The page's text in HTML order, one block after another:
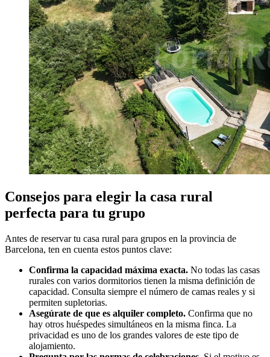
Consejos para elegir la casa rural
perfecta para tu grupo
Antes de reservar tu casa rural para grupos en la provincia de
Barcelona, ten en cuenta estos puntos clave:
Confirma la capacidad máxima exacta. No todas las casas
rurales con varios dormitorios tienen la misma definición de
capacidad. Consulta siempre el número de camas reales y si
permiten supletorias.
Asegúrate de que es alquiler completo. Confirma que no
hay otros huéspedes simultáneos en la misma finca. La
privacidad es uno de los grandes valores de este tipo de
alojamiento.